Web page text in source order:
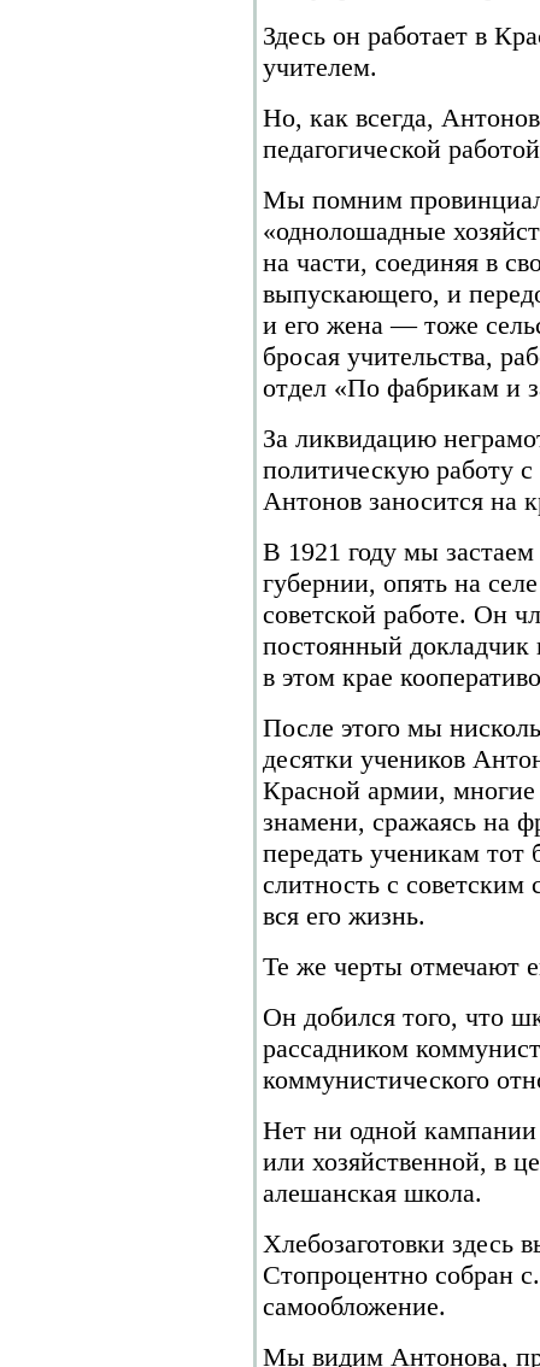
Здесь он работает в
учителем.
Но, как всегда,
педагогической
Мы помним
«однолошадные
на части, соединяя в
выпускающего, и
и его жена — тоже
бросая учительства,
отдел «По фабрикам и
За ликвидацию
политическую работу
Антонов заносится на
В 1921 году мы
губернии, опять на
советской работе. Он
постоянный докладчик
в этом крае
После этого мы
десятки учеников
Красной армии,
знамени, сражаясь на
передать ученикам
слитность с
вся его жизнь.
Те же черты отмечают
Он добился того, что
рассадником
коммунистического
Нет ни одной
или хозяйственной, в
алешанская школа.
Хлебозаготовки здесь
Стопроцентно собран
самообложение.
Мы видим Антонова,